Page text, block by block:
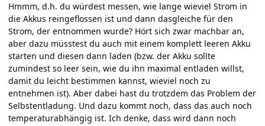
Hmmm, d.h. du würdest messen, wie lange wieviel Strom in
die Akkus reingeflossen ist und dann dasgleiche für den
Strom, der entnommen wurde? Hört sich zwar machbar an,
aber dazu müsstest du auch mit einem komplett leeren Akku
starten und diesen dann laden (bzw. der Akku sollte
zumindest so leer sein, wie du ihn maximal entladen willst,
damit du leicht bestimmen kannst, wieviel noch zu
entnehmen ist). Aber dabei hast du trotzdem das Problem der
Selbstentladung. Und dazu kommt noch, dass das auch noch
temperaturabhängig ist. Ich denke, dass wird dann noch